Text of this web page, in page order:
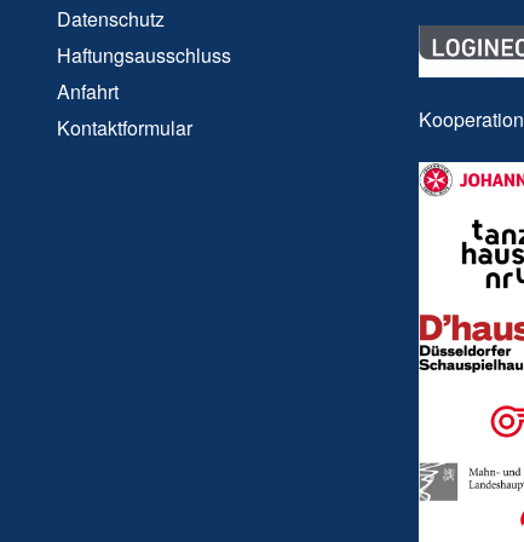
Datenschutz
Haftungsausschluss
Anfahrt
Kontaktformular